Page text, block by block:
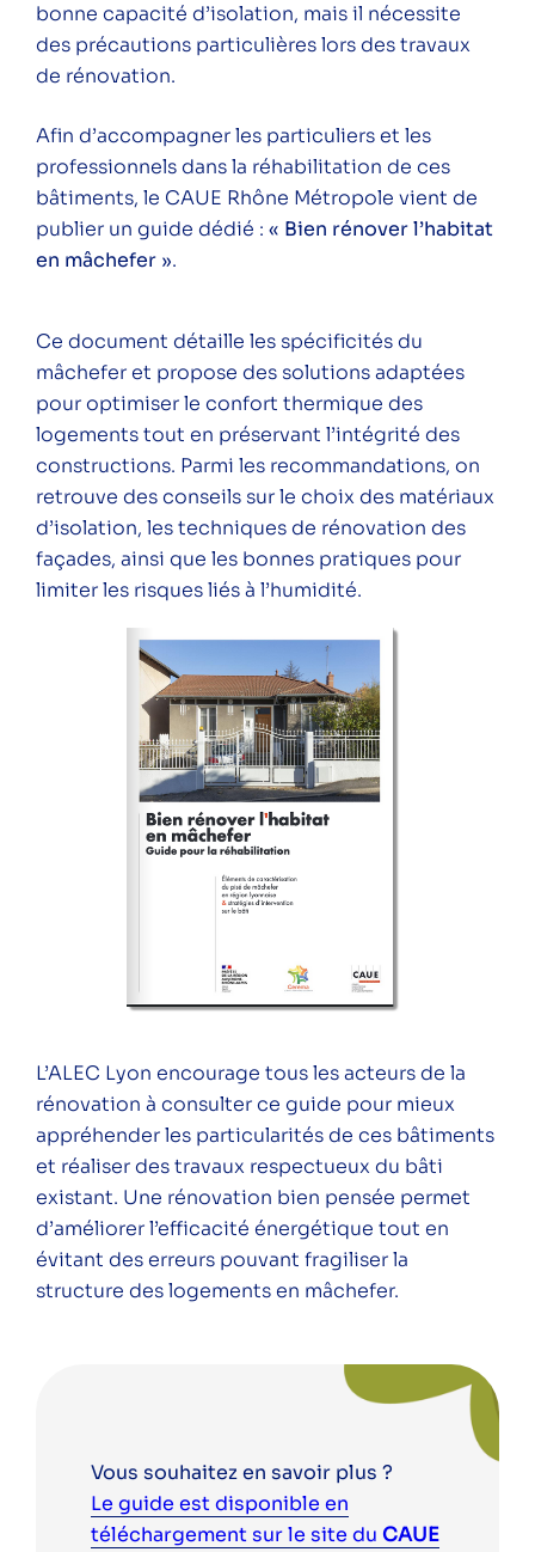
Une question ? Vous souhaitez plus
d'informations sur l'ALEC Lyon ?
N'hésitez pas à nous contacter.
bonne capacité d’isolation, mais il nécessite
des précautions particulières lors des travaux
de rénovation.
Afin d’accompagner les particuliers et les
professionnels dans la réhabilitation de ces
bâtiments, le CAUE Rhône Métropole vient de
publier un guide dédié : « Bien rénover l’habitat
en mâchefer ».
Ce document détaille les spécificités du
mâchefer et propose des solutions adaptées
pour optimiser le confort thermique des
logements tout en préservant l’intégrité des
constructions. Parmi les recommandations, on
retrouve des conseils sur le choix des matériaux
d’isolation, les techniques de rénovation des
façades, ainsi que les bonnes pratiques pour
limiter les risques liés à l’humidité.
L’ALEC Lyon encourage tous les acteurs de la
rénovation à consulter ce guide pour mieux
appréhender les particularités de ces bâtiments
et réaliser des travaux respectueux du bâti
existant. Une rénovation bien pensée permet
d’améliorer l’efficacité énergétique tout en
évitant des erreurs pouvant fragiliser la
structure des logements en mâchefer.
Vous souhaitez en savoir plus ?
Le guide est disponible en
téléchargement sur le site du CAUE